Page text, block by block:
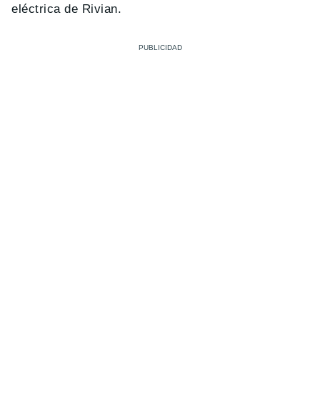
eléctrica de Rivian.